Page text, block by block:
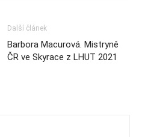
Další článek
Barbora Macurová. Mistryně
ČR ve Skyrace z LHUT 2021